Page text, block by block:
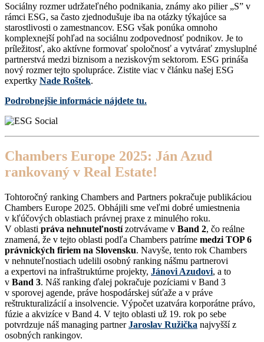
Sociálny rozmer udržateľného podnikania, známy ako pilier „S” v
rámci ESG, sa často zjednodušuje iba na otázky týkajúce sa
starostlivosti o zamestnancov. ESG však ponúka omnoho
komplexnejší pohľad na sociálnu zodpovednosť podnikov. Je to
príležitosť, ako aktívne formovať spoločnosť a vytvárať zmysluplné
partnerstvá medzi biznisom a neziskovým sektorom. ESG prináša
nový rozmer tejto spolupráce. Zistite viac v článku našej ESG
expertky Nade Roštek.
Podrobnejšie informácie nájdete tu.
Chambers Europe 2025: Ján Azud
rankovaný v Real Estate!
Tohtoročný ranking Chambers and Partners pokračuje publikáciou
Chambers Europe 2025. Obhájili sme veľmi dobré umiestnenia
v kľúčových oblastiach právnej praxe z minulého roku.
V oblasti práva nehnuteľnostízotrvávame v Band 2, čo reálne
znamená, že v tejto oblasti podľa Chambers patríme medzi TOP 6
právnických firiem na Slovensku. Navyše, tento rok Chambers
v nehnuteľnostiach udelili osobný ranking nášmu partnerovi
a expertovi na infraštruktúrne projekty, Jánovi Azudovi, a to
v Band 3. Náš ranking ďalej pokračuje pozíciami v Band 3
v sporovej agende, práve hospodárskej súťaže a v práve
reštrukturalizácií a insolvencie. Výpočet uzatvára korporátne právo,
fúzie a akvizíce v Band 4. V tejto oblasti už 19. rok po sebe
potvrdzuje náš managing partnerJaroslav Ružička najvyšší z
osobných rankingov.